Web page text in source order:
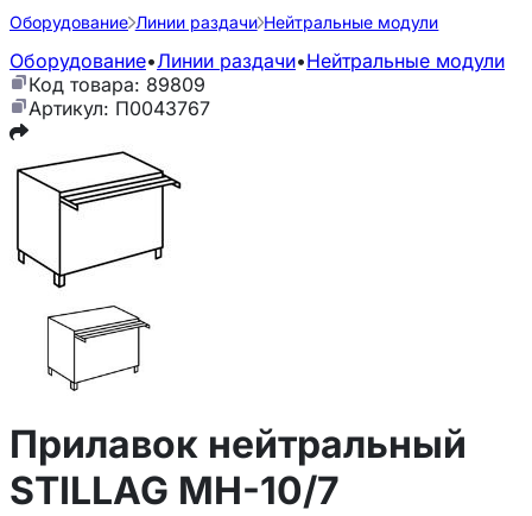
Оборудование Линии раздачи Нейтральные модули
Оборудование•Линии раздачи•Нейтральные модули
Код товара: 89809
Артикул: П0043767
Прилавок нейтральный
STILLAG МН-10/7